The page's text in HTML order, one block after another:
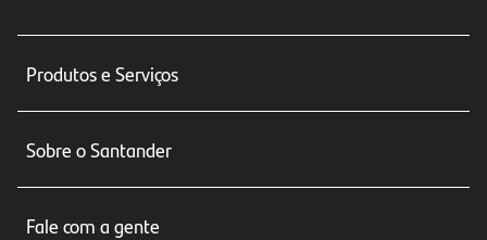
Produtos e Serviços
Seguros
Sobre o Santander
Fale com a gente